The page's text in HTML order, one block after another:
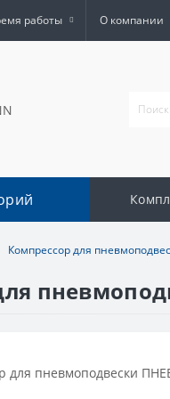
работы О компании
Компрессор для